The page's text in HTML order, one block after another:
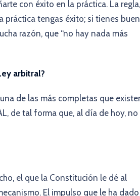
con éxito en la práctica. La regla,
práctica tengas éxito; si tienes
razón, que “no hay nada más
arbitral?
de las más completas que
de tal forma que, al día de hoy, no
el que la Constitución le dé al
El impulso que le ha